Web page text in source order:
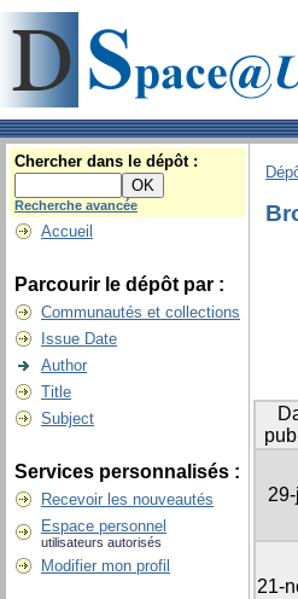
Chercher dans le dépôt :
Recherche avancée
Accueil
Parcourir le dépôt par :
Communautés et collections
Issue Date
Author
Title
Subject
Services personnalisés :
Recevoir les nouveautés
Espace personnel
utilisateurs autorisés
Modifier mon profil
21-